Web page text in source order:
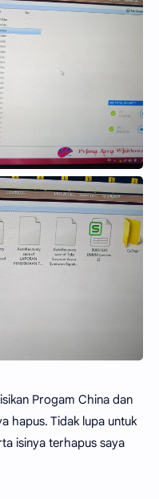
Progam China dan
hapus. Tidak lupa untuk
isinya terhapus saya